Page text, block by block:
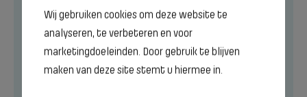
Wij gebruiken cookies om deze website te
analyseren, te verbeteren en voor
marketingdoeleinden. Door gebruik te blijven
maken van deze site stemt u hiermee in.